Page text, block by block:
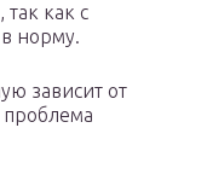
как с
норму.
зависит от
проблема